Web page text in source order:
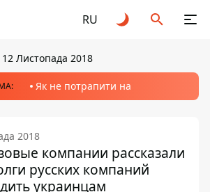
RU
12 Листопада 2018
Як не потрапити на
2018
компании рассказали
русских компаний
украинцам